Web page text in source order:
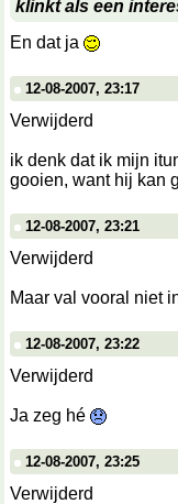
klinkt als een
En dat ja
12-08-2007, 23:17
Verwijderd
ik denk dat ik mijn
gooien, want hij kan
12-08-2007, 23:21
Verwijderd
Maar val vooral niet
12-08-2007, 23:22
Verwijderd
Ja zeg hé
12-08-2007, 23:25
Verwijderd